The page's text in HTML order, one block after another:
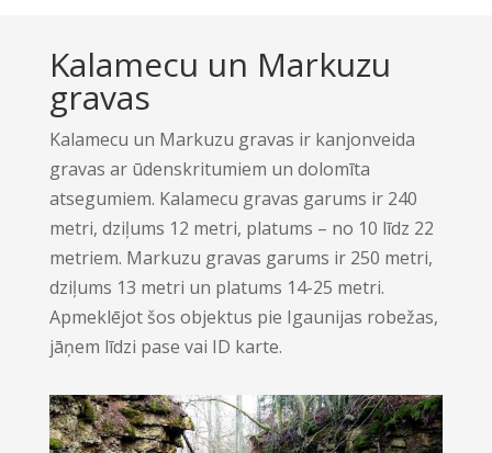
Kalamecu un Markuzu
gravas
Kalamecu un Markuzu gravas ir kanjonveida
gravas ar ūdenskritumiem un dolomīta
atsegumiem. Kalamecu gravas garums ir 240
metri, dziļums 12 metri, platums – no 10 līdz 22
metriem. Markuzu gravas garums ir 250 metri,
dziļums 13 metri un platums 14-25 metri.
Apmeklējot šos objektus pie Igaunijas robežas,
jāņem līdzi pase vai ID karte.